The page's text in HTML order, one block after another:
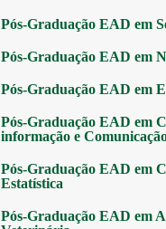
Pós-Graduação EAD em
Pós-Graduação EAD em
Pós-Graduação EAD em
Pós-Graduação EAD em
informação e
Pós-Graduação EAD em
Estatística
Pós-Graduação EAD em